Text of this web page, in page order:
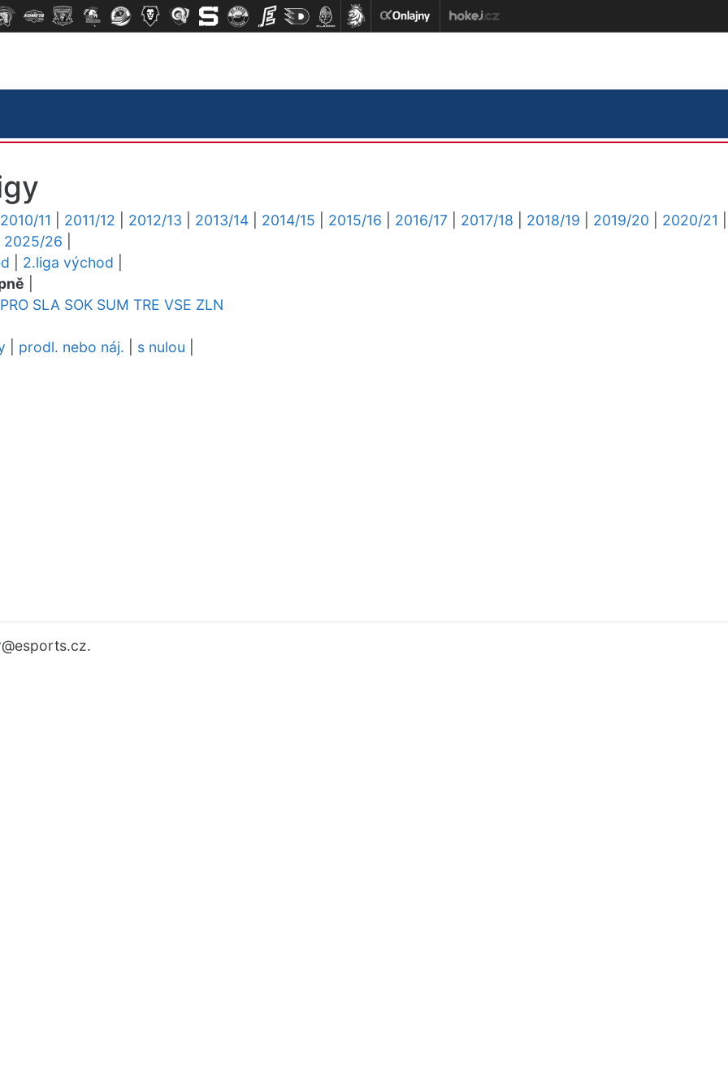
2010/11 2011/12 2012/13 2013/14 2014/15 2015/16 2016/17 2017/18 2018/19 2019/20 2020/21
2025/26
2.liga východ
PRO SLA SOK SUM TRE VSE ZLN
prodl. nebo náj. s nulou
@esports.cz.